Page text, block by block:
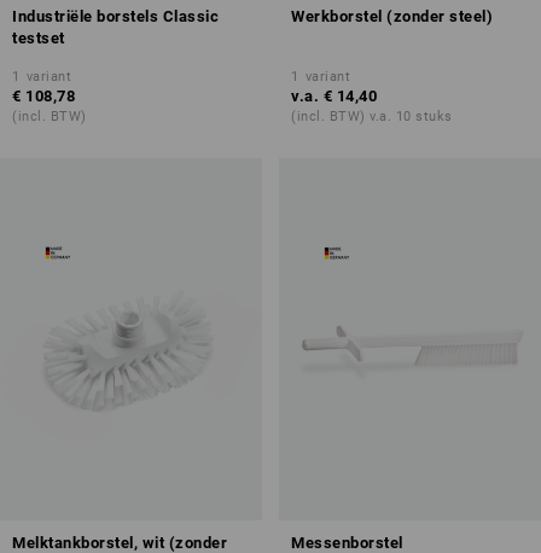
Industriële borstels Classic
testset
1 variant
€ 108,78
(incl. BTW)
Werkborstel (zonder steel)
1 variant
v.a. € 14,40
(incl. BTW) v.a. 10 stuks
Melktankborstel, wit (zonder
Messenborstel